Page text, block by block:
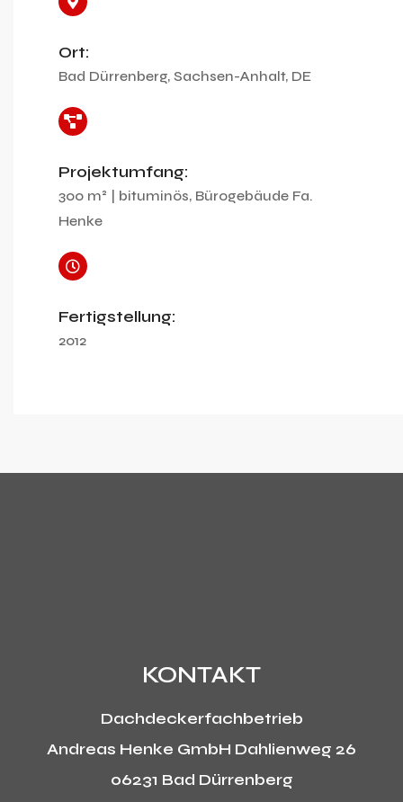
Ort:
Bad Dürrenberg, Sachsen-Anhalt, DE
Projektumfang:
300 m² | bituminös, Bürogebäude Fa.
Henke
Fertigstellung:
2012
KONTAKT
Dachdeckerfachbetrieb
Andreas Henke GmbH Dahlienweg 26
06231 Bad Dürrenberg